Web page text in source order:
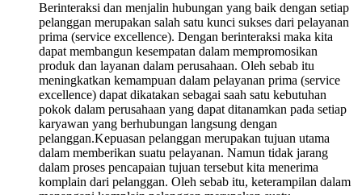
Berinteraksi dan menjalin hubungan yang baik dengan setiap
pelanggan merupakan salah satu kunci sukses dari pelayanan
prima (service excellence). Dengan berinteraksi maka kita
dapat membangun kesempatan dalam mempromosikan
produk dan layanan dalam perusahaan. Oleh sebab itu
meningkatkan kemampuan dalam pelayanan prima (service
excellence) dapat dikatakan sebagai saah satu kebutuhan
pokok dalam perusahaan yang dapat ditanamkan pada setiap
karyawan yang berhubungan langsung dengan
pelanggan.Kepuasan pelanggan merupakan tujuan utama
dalam memberikan suatu pelayanan. Namun tidak jarang
dalam proses pencapaian tujuan tersebut kita menerima
komplain dari pelanggan. Oleh sebab itu, keterampilan dalam